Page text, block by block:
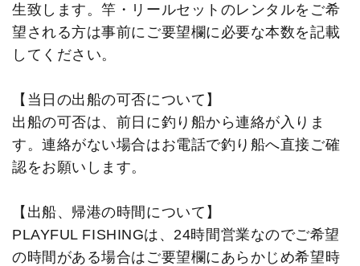
生致します。竿・リールセットのレンタルをご希
望される方は事前にご要望欄に必要な本数を記載
してください。
【当日の出船の可否について】
出船の可否は、前日に釣り船から連絡が入りま
す。連絡がない場合はお電話で釣り船へ直接ご確
認をお願いします。
【出船、帰港の時間について】
PLAYFUL FISHINGは、24時間営業なのでご希望
の時間がある場合はご要望欄にあらかじめ希望時